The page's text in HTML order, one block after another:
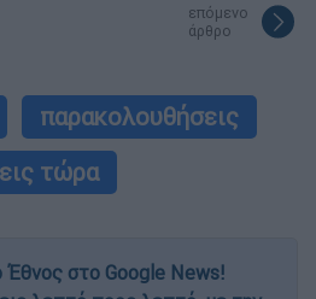
επόμενο
άρθρο
παρακολουθήσεις
τώρα
στο Google News!